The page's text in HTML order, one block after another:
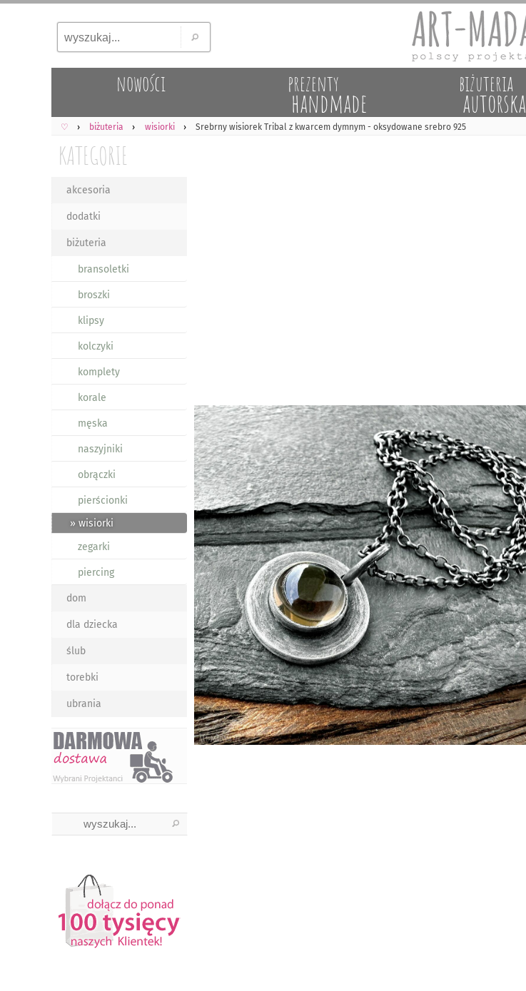
nowości prezenty
handmade
biżuteria
autorska
♡ biżuteria wisiorki Srebrny wisiorek Tribal z kwarcem dymnym - oksydowane srebro 925
KATEGORIE
akcesoria
dodatki
biżuteria
bransoletki
broszki
klipsy
kolczyki
komplety
korale
męska
naszyjniki
obrączki
pierścionki
» wisiorki
zegarki
piercing
dom
dla dziecka
ślub
torebki
ubrania